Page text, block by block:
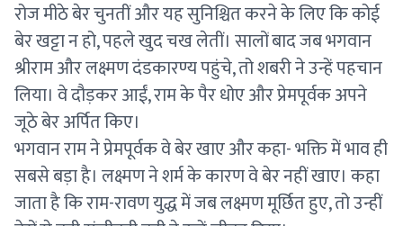
रोज मीठे बेर चुनतीं और यह सुनिश्चित करने के लिए कि कोई
बेर खट्टा न हो, पहले खुद चख लेतीं। सालों बाद जब भगवान
श्रीराम और लक्ष्मण दंडकारण्य पहुंचे, तो शबरी ने उन्हें पहचान
लिया। वे दौड़कर आईं, राम के पैर धोए और प्रेमपूर्वक अपने
जूठे बेर अर्पित किए।
भगवान राम ने प्रेमपूर्वक वे बेर खाए और कहा- भक्ति में भाव ही
सबसे बड़ा है। लक्ष्मण ने शर्म के कारण वे बेर नहीं खाए। कहा
जाता है कि राम-रावण युद्ध में जब लक्ष्मण मूर्छित हुए, तो उन्हीं